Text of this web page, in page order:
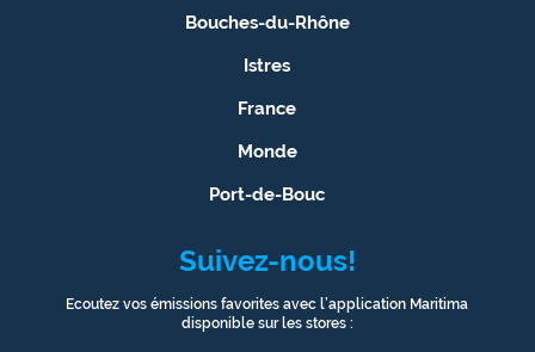
Bouches-du-Rhône
Istres
France
Monde
Port-de-Bouc
Suivez-nous!
Ecoutez vos émissions favorites avec l’application Maritima
disponible sur les stores :